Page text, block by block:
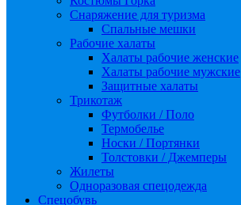
Снаряжение для туризма
Спальные мешки
Рабочие халаты
Халаты рабочие женские
Халаты рабочие мужские
Защитные халаты
Трикотаж
Футболки / Поло
Термобелье
Носки / Портянки
Толстовки / Джемперы
Жилеты
Одноразовая спецодежда
Спецобувь